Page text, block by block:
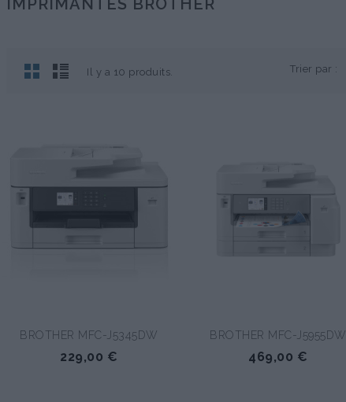
IMPRIMANTES BROTHER
Il y a 10 produits. Trier par :
BROTHER MFC-J5345DW
229,00 €
BROTHER MFC-J5955DW
469,00 €